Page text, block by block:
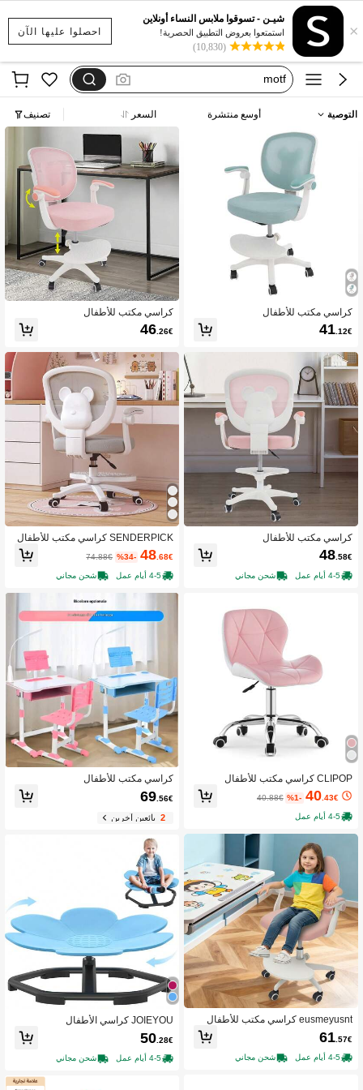
احصلوا عليها الآن ×
شيـن - تسوقوا ملابس النساء أونلاين
استمتعوا بعروض التطبيق الحصرية!
(10,830)
schreibtischstuhl mädchen
motf
فستان يخفي الكرش
chaises salle a manger lot de 6
التوصية أوسع منتشرة السعر تصنيف
كراسي مكتب للأطفال
41.12€
كراسي مكتب للأطفال
48.58€
4-5 أيام عمل شحن مجاني
CLIPOP كراسي مكتب للأطفال
40 .43€
%1-
40.88€
4-5 أيام عمل
eusmeyusnt كراسي مكتب للأطفال
61.57€
4-5 أيام عمل شحن مجاني
كراسي مكتب للأطفال
46.26€
SENDERPICK كراسي مكتب للأطفال
48.68€
%34-
74.88€
4-5 أيام عمل شحن مجاني
كراسي مكتب للأطفال
69.56€
2بائعين آخرين
JOIEYOU كراسي الأطفال
50.28€
4-5 أيام عمل شحن مجاني